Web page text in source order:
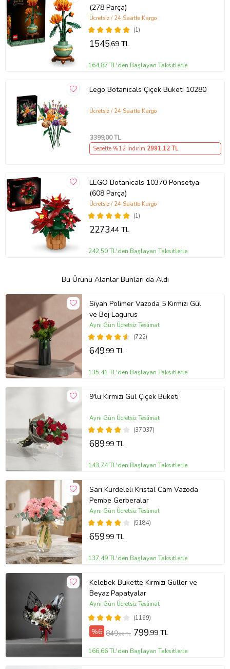
(278 Parça)
(1)
Ücretsiz / 24 Saatte Kargo
1545,69 TL
164,87 TL'den Başlayan Taksitlerle
Lego Botanicals Çiçek Buketi 10280
Ücretsiz / 24 Saatte Kargo
3399,00 TL
Sepette %12 İndirim 2991,12 TL
LEGO Botanicals 10370 Ponsetya
(608 Parça)
(1)
Ücretsiz / 24 Saatte Kargo
2273,44 TL
242,50 TL'den Başlayan Taksitlerle
Bu Ürünü Alanlar Bunları da Aldı
Siyah Polimer Vazoda 5 Kırmızı Gül
ve Bej Lagurus
(722)
Aynı Gün Ücretsiz Teslimat
649,99 TL
135,41 TL'den Başlayan Taksitlerle
9'lu Kırmızı Gül Çiçek Buketi
(37037)
Aynı Gün Ücretsiz Teslimat
689,99 TL
143,74 TL'den Başlayan Taksitlerle
Sarı Kurdeleli Kristal Cam Vazoda
Pembe Gerberalar
(5184)
Aynı Gün Ücretsiz Teslimat
659,99 TL
137,49 TL'den Başlayan Taksitlerle
Kelebek Bukette Kırmızı Güller ve
Beyaz Papatyalar
(1169)
Aynı Gün Ücretsiz Teslimat
%6 849,99 TL 799,99 TL
166,66 TL'den Başlayan Taksitlerle